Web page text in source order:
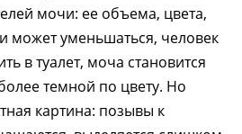
мочи: ее объема, цвета,
может уменьшаться, человек
в туалет, моча становится
темной по цвету. Но
картина: позывы к